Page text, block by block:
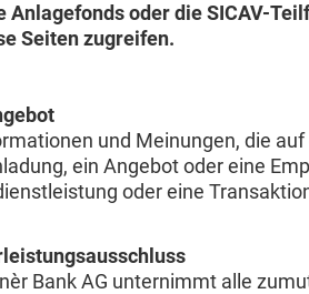
Anlagefonds oder die SICAV-
Seiten zugreifen.
und Meinungen, die
ein Angebot oder eine
oder eine
Bank AG unternimmt alle